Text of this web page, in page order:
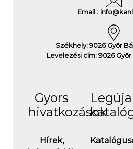
Email :
Székhely: 9026 Győr
Levelezési cím: 9026 Győr
Gyors
hivatkozások
Hírek,